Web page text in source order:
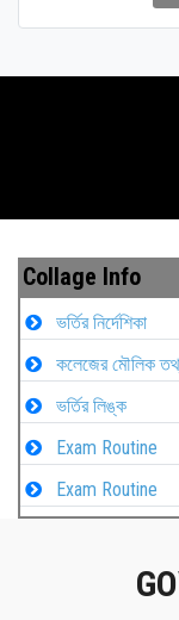
Collage Info
ভর্তির নির্দেশিকা
কলেজের মৌলিক
ভর্তির লিঙ্ক
Exam Routine
Exam Routine